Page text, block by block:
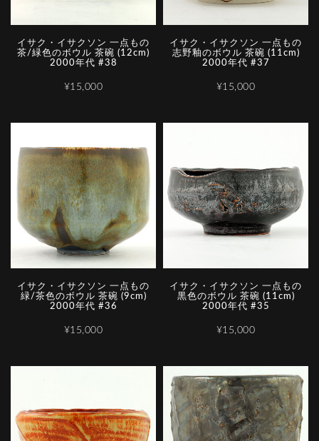
イサク・イサクソン 一点もの
茶/緑色のボウル 茶碗 (12cm)
2000年代 #38
¥15,000
イサク・イサクソン 一点もの
志野釉のボウル 茶碗 (11cm)
2000年代 #37
¥15,000
イサク・イサクソン 一点もの
緑/茶色のボウル 茶碗 (9cm)
2000年代 #36
¥15,000
イサク・イサクソン 一点もの
黒色のボウル 茶碗 (11cm)
2000年代 #35
¥15,000